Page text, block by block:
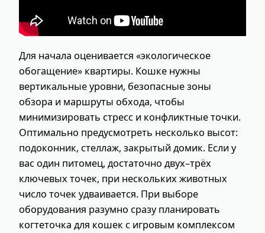
Для начала оценивается «экологическое
обогащение» квартиры. Кошке нужны
вертикальные уровни, безопасные зоны
обзора и маршруты обхода, чтобы
минимизировать стресс и конфликтные точки.
Оптимально предусмотреть несколько высот:
подоконник, стеллаж, закрытый домик. Если у
вас один питомец, достаточно двух–трёх
ключевых точек, при нескольких животных
число точек удваивается. При выборе
оборудования разумно сразу планировать
когтеточка для кошек с игровым комплексом